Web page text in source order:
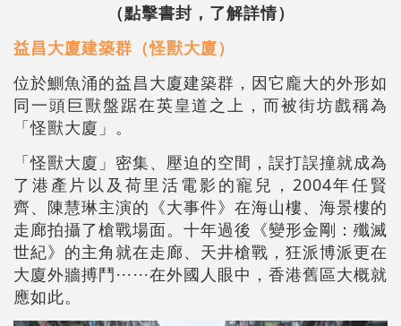
（點擊書封，了解詳情）
益昌大廈建築群（怪獸大廈）
位於鰂魚涌的益昌大廈建築群，因它龐大的外形如
同一頭巨獸盤踞在英皇道之上，而被街坊戲稱為
「怪獸大廈」。
「怪獸大廈」密集、壓迫的空間，誤打誤撞就成為
了港產片以及荷里活電影的寵兒，2004年任賢
齊、陳慧琳主演的《大事件》在海山樓、海景樓的
走廊拍攝了槍戰場面。十年過後《變形金剛：殲滅
世紀》的主角就在走廊、天井槍戰，狂派博派更在
大廈外牆搏鬥⋯⋯在外國人眼中，香港舊區大概就
應如此。